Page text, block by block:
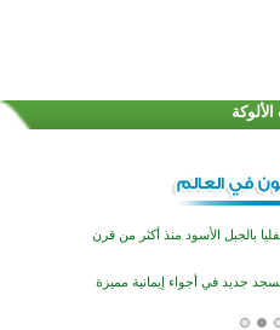
وتلاوة القرآن الكريم في أزناكاييف
القيم وبناء الشخصية للشباب المسلمين
بمشاركة 3000 متسابق
بالجبل الأسود منذ أكثر من قرن
جديد في أجواء إيمانية مميزة
أبوابه بعد سنوات من العمل والعطاء